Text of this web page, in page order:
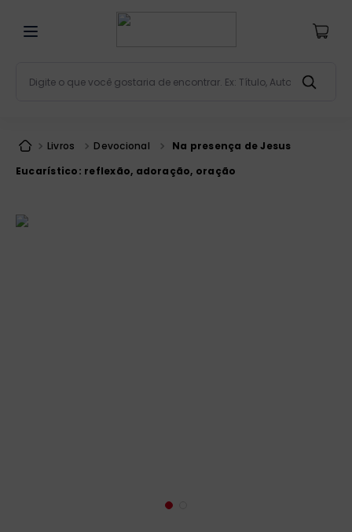
Livros Devocional
Na presença de Jesus
Eucarístico: reflexão, adoração, oração
2º liturgia